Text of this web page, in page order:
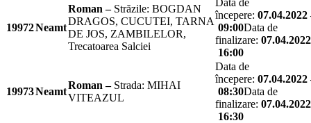
19972Neamt
Roman – Străzile: BOGDAN
DRAGOS, CUCUTEI, TARNA
DE JOS, ZAMBILELOR,
Trecatoarea Salciei
începere: 07.04.2022
09:00Data de
finalizare:
16:00
19973Neamt
Roman – Strada: MIHAI
VITEAZUL
Data de
începere: 07.04.2022
08:30Data de
finalizare:
16:30